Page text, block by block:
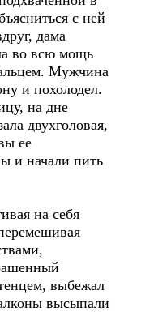
с ней
дама
во всю мощь
Мужчина
и похолодел.
на дне
двухголовая,
ее
и начали пить
на себя
выбежал
высыпали